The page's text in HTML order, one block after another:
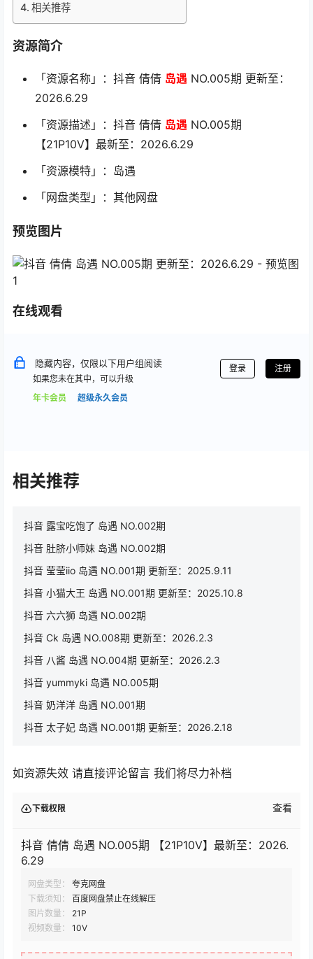
相关推荐
资源简介
「资源名称」：抖音 倩倩 岛遇 NO.005期 更新至：
2026.6.29
「资源描述」：抖音 倩倩 岛遇 NO.005期
【21P10V】最新至：2026.6.29
「资源模特」：岛遇
「网盘类型」：其他网盘
预览图片
在线观看
隐藏内容，仅限以下用户组阅读
如果您未在其中，可以升级
年卡会员
超级永久会员
登录 注册
相关推荐
抖音 露宝吃饱了 岛遇 NO.002期
抖音 肚脐小师妹 岛遇 NO.002期
抖音 莹莹iio 岛遇 NO.001期 更新至：2025.9.11
抖音 小猫大王 岛遇 NO.001期 更新至：2025.10.8
抖音 六六狮 岛遇 NO.002期
抖音 Ck 岛遇 NO.008期 更新至：2026.2.3
抖音 八酱 岛遇 NO.004期 更新至：2026.2.3
抖音 yummyki 岛遇 NO.005期
抖音 奶洋洋 岛遇 NO.001期
抖音 太子妃 岛遇 NO.001期 更新至：2026.2.18
如资源失效 请直接评论留言 我们将尽力补档
下载权限 查看
抖音 倩倩 岛遇 NO.005期 【21P10V】最新至：2026.
6.29
网盘类型：
夸克网盘
下载须知：
百度网盘禁止在线解压
图片数量：
21P
视频数量：
10V